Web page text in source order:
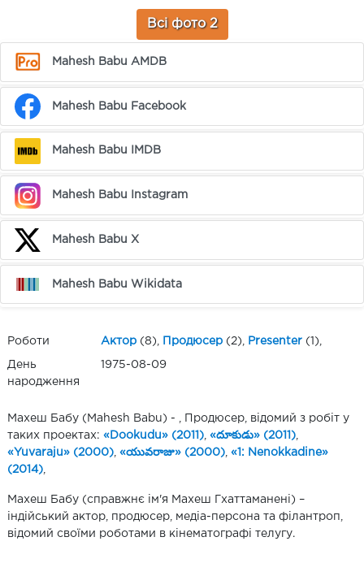
Всі фото 2
Mahesh Babu AMDB
Mahesh Babu Facebook
Mahesh Babu IMDB
Mahesh Babu Instagram
Mahesh Babu X
Mahesh Babu Wikidata
Роботи Актор (8), Продюсер (2), Presenter (1),
День
народження
1975-08-09
Махеш Бабу (Mahesh Babu) - , Продюсер, відомий з робіт у
таких проектах: «Dookudu» (2011) «దూకుడు» (2011)
«Yuvaraju» (2000) «యువరాజు» (2000) «1: Nenokkadine»
(2014)
Махеш Бабу (справжнє ім'я Махеш Гхаттаманені) –
індійський актор, продюсер, медіа-персона та філантроп,
відомий своїми роботами в кінематографі телугу.